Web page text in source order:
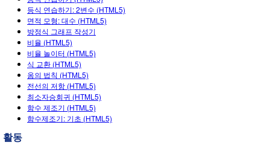
검
색
모든 심(Sims)
물리학
수학 및 통계학
화학
지구 및 우주
STUDIO
About Studio
Customizable Sims
Start a Free Trial
Purchase a License
수업
활동 검색
당신의 활동을 공유하세요.
활동 기여 지침
연구
시도/주도권
포용적 디자인
로그인/등록
등식 연습하기: 2변수 (HTML5)
면적 모형: 대수 (HTML5)
방정식 그래프 작성기
비율 (HTML5)
비율 놀이터 (HTML5)
식 교환 (HTML5)
옴의 법칙 (HTML5)
전선의 저항 (HTML5)
최소자승회귀 (HTML5)
함수 제조기 (HTML5)
함수제조기: 기초 (HTML5)
활동